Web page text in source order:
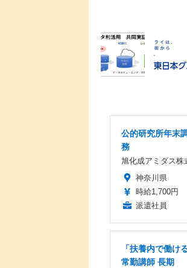
公的研究所年末
務
旭化成アミダス株
神奈川県
時給1,700円
派遣社員
「扶養内で働け
常勤講師 長期